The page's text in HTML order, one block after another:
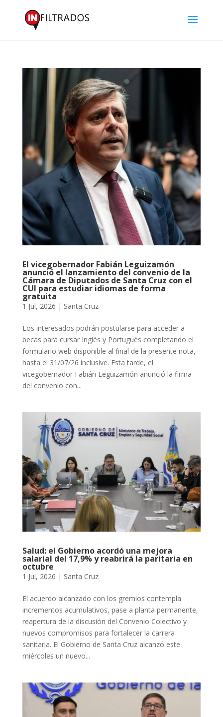
El vicegobernador Fabián Leguizamón
anunció el lanzamiento del convenio de la
Cámara de Diputados de Santa Cruz con el
CUI para estudiar idiomas de forma
gratuita
1 Jul, 2026 | Santa Cruz
Los interesados podrán postularse para acceder a
becas para cursar Inglés y Portugués completando el
formulario web disponible al final de la presente nota,
hasta el 31/07/26 inclusive. Esta tarde, el
vicegobernador Fabián Leguizamón anunció la firma
del convenio con...
Salud: el Gobierno acordó una mejora
salarial del 17,9% y reabrirá la paritaria en
octubre
1 Jul, 2026 | Santa Cruz
El acuerdo alcanzado con los gremios contempla
incrementos acumulativos, pase a planta permanente,
reapertura de la discusión del Convenio Colectivo y
nuevos compromisos para fortalecer la carrera
sanitaria. El Gobierno de Santa Cruz alcanzó este
miércoles un nuevo...